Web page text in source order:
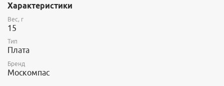
Подходит ко всем колбам Москомпас. Фиксация в плате
осуществлятся с помощью скобы, которая поставляется
вместе с колбами.
Характеристики
Вес, г
15
Тип
Плата
Бренд
Москомпас